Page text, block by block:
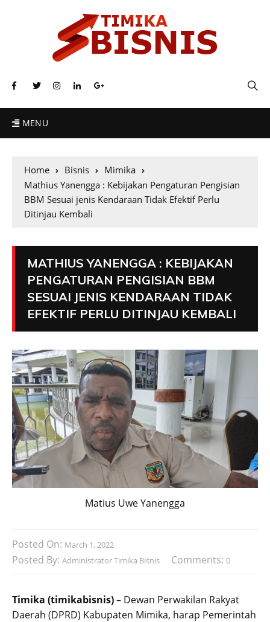
MENU
Home Bisnis
Mimika
Mathius Yanengga : Kebijakan Pengaturan Pengisian
BBM Sesuai jenis Kendaraan Tidak Efektif Perlu
Ditinjau Kembali
MATHIUS YANENGGA : KEBIJAKAN
PENGATURAN PENGISIAN BBM
SESUAI JENIS KENDARAAN TIDAK
EFEKTIF PERLU DITINJAU KEMBALI
Matius Uwe Yanengga
Posted On: March 1, 2022
Posted By: Administrator Timika Bisnis Comments: 0
Timika (timikabisnis)– Dewan Perwakilan Rakyat
Daerah (DPRD) Kabupaten Mimika, harap Pemerintah